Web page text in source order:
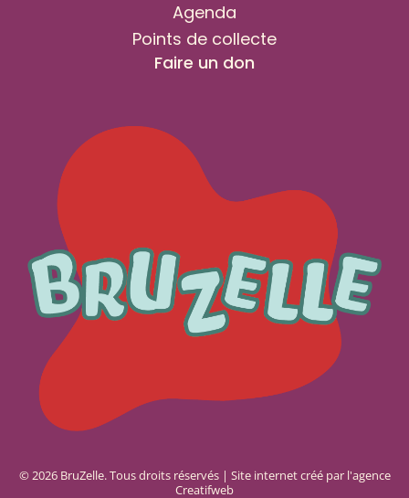
Agenda
Points de collecte
Faire un don
© 2026 BruZelle. Tous droits réservés | Site internet créé par l'agence
Creatifweb